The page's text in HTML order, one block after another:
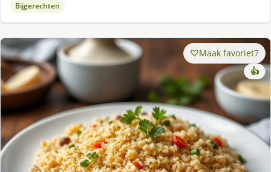
Bijgerechten
Maak favoriet7
👍